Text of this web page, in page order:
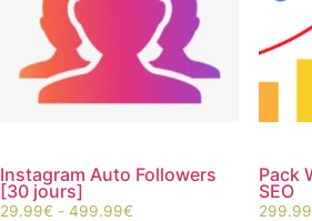
Instagram Auto Followers
[30 jours]
29.99€ - 499.99€
Pack
SEO
299.99